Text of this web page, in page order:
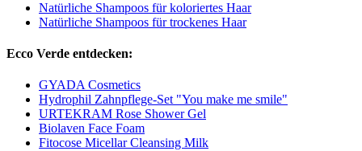
Natürliche Shampoos für koloriertes Haar
Natürliche Shampoos für trockenes Haar
Ecco Verde entdecken:
GYADA Cosmetics
Hydrophil Zahnpflege-Set "You make me smile"
URTEKRAM Rose Shower Gel
Biolaven Face Foam
Fitocose Micellar Cleansing Milk